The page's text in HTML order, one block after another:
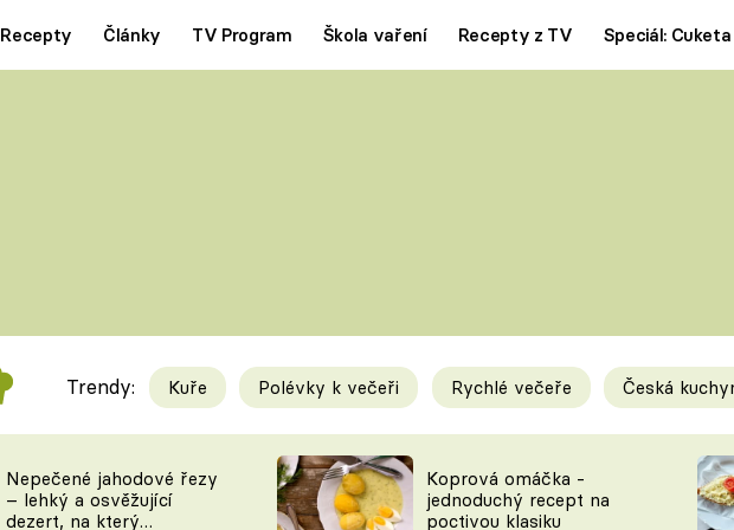
Recepty Články TV Program Škola vaření Recepty z TV Speciál: Cuketa
Videorecepty
TEĎ VAŘÍ ŠÉF!
Tipy a triky
KAM ZA JÍDLEM
Trendy: Kuře Polévky k večeři Rychlé večeře Česká
Nepečené jahodové řezy
– lehký a osvěžující
dezert, na který
Koprová omáčka -
jednoduchý recept na
poctivou klasiku